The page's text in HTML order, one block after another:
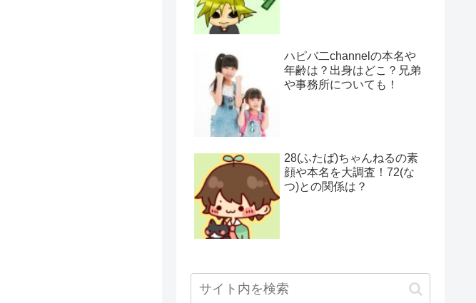
ハピバ二channelの本名や
年齢は？出身はどこ？兄弟
や事務所についても！
28(ふたば)ちゃんねるの素
顔や本名を大調査！72(な
つ)との関係は？